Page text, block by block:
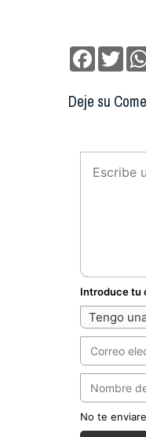
Facebook
Deje su
Introduce tu
Tengo
No te